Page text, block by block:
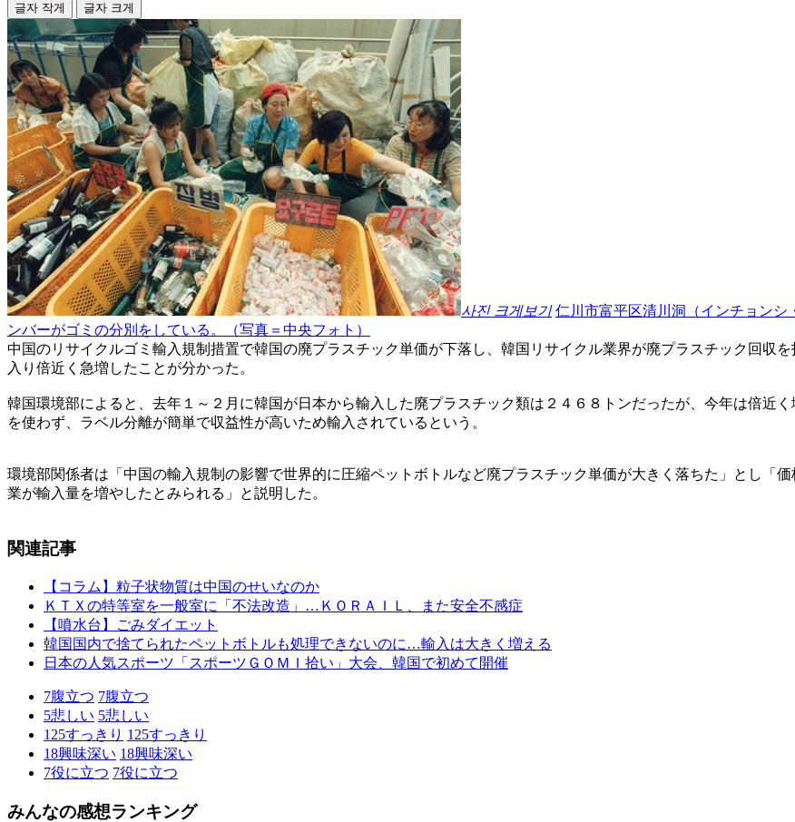
글자 작게 글자 크게
사진 크게보기 仁川市富平区清川洞（インチョンシ
ンバーがゴミの分別をしている。（写真＝中央フォト）
中国のリサイクルゴミ輸入規制措置で韓国の廃プラスチック単価が下落し、韓国リサイクル業界が廃プラスチック回収
入り倍近く急増したことが分かった。
韓国環境部によると、去年１～２月に韓国が日本から輸入した廃プラスチック類は２４６８トンだったが、今年は倍近
を使わず、ラベル分離が簡単で収益性が高いため輸入されているという。
環境部関係者は「中国の輸入規制の影響で世界的に圧縮ペットボトルなど廃プラスチック単価が大きく落ちた」とし「
業が輸入量を増やしたとみられる」と説明した。
関連記事
【コラム】粒子状物質は中国のせいなのか
ＫＴＸの特等室を一般室に「不法改造」…ＫＯＲＡＩＬ、また安全不感症
【噴水台】ごみダイエット
韓国国内で捨てられたペットボトルも処理できないのに…輸入は大きく増える
日本の人気スポーツ「スポーツＧＯＭＩ拾い」大会、韓国で初めて開催
7腹立つ 7腹立つ
5悲しい 5悲しい
125すっきり 125すっきり
18興味深い 18興味深い
7役に立つ 7役に立つ
みんなの感想ランキング